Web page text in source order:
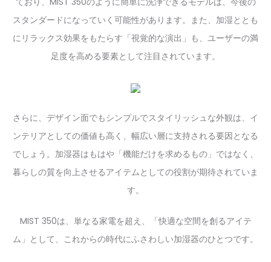
スタンダードになっていく可能性があります。また、加湿ととも
にリラックス効果をもたらす「視覚的な演出」も、ユーザーの満
足度を高める要素として注目されています。
さらに、デザイン面でもシンプルでスタイリッシュな外観は、イ
ンテリアとしての価値も高く、幅広い層に支持される要因となる
でしょう。加湿器はもはや「機能だけを求めるもの」ではなく、
暮らしの質を向上させるアイテムとしての役割が期待されていま
す。
MIST 350は、単なる家電を超え、「快適な空間を創るアイテ
ム」として、これからの時代にふさわしい加湿器のひとつです。